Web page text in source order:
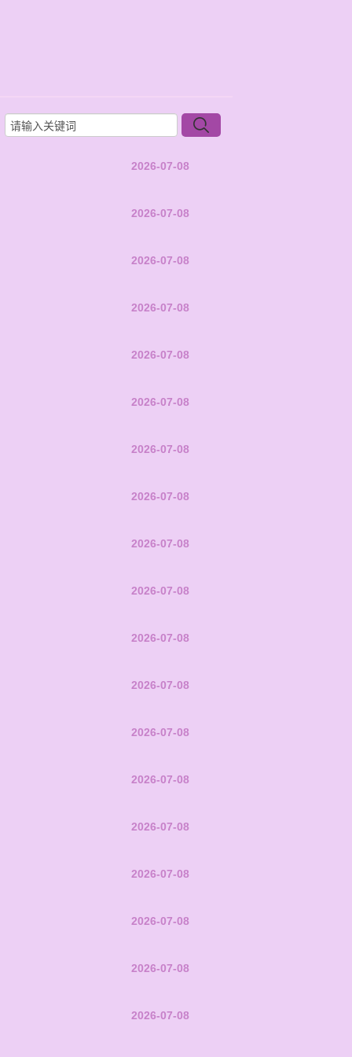
2026-07-08
2026-07-08
2026-07-08
2026-07-08
2026-07-08
2026-07-08
2026-07-08
2026-07-08
2026-07-08
2026-07-08
2026-07-08
2026-07-08
2026-07-08
2026-07-08
2026-07-08
2026-07-08
2026-07-08
2026-07-08
2026-07-08